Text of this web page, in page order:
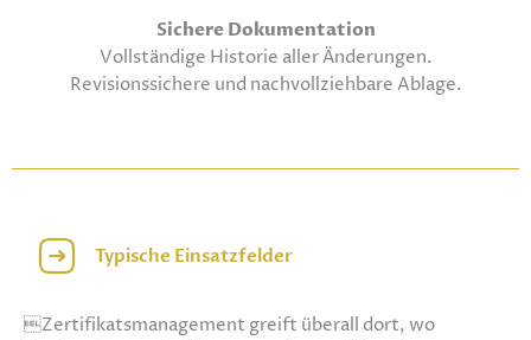
Sichere Dokumentation
Vollständige Historie aller Änderungen.
Revisionssichere und nachvollziehbare Ablage.
Typische Einsatzfelder
Zertifikatsmanagement greift überall dort, wo